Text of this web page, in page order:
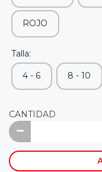
ROJO
Talla:
4 - 6 8 - 10
CANTIDAD